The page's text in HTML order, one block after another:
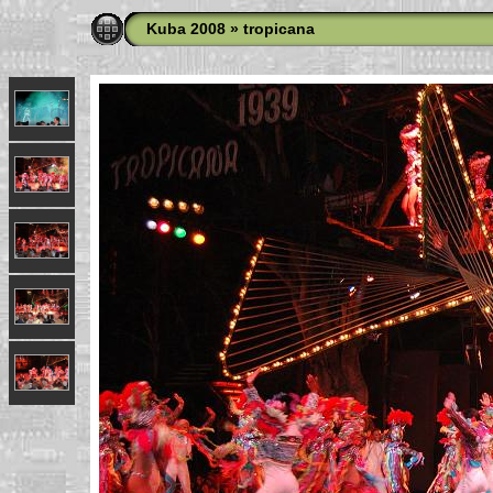
Kuba 2008 » tropicana